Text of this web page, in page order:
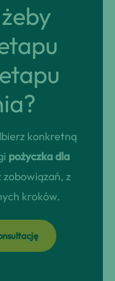
konkretną
pożyczka dla
zobowiązań, z
kroków.